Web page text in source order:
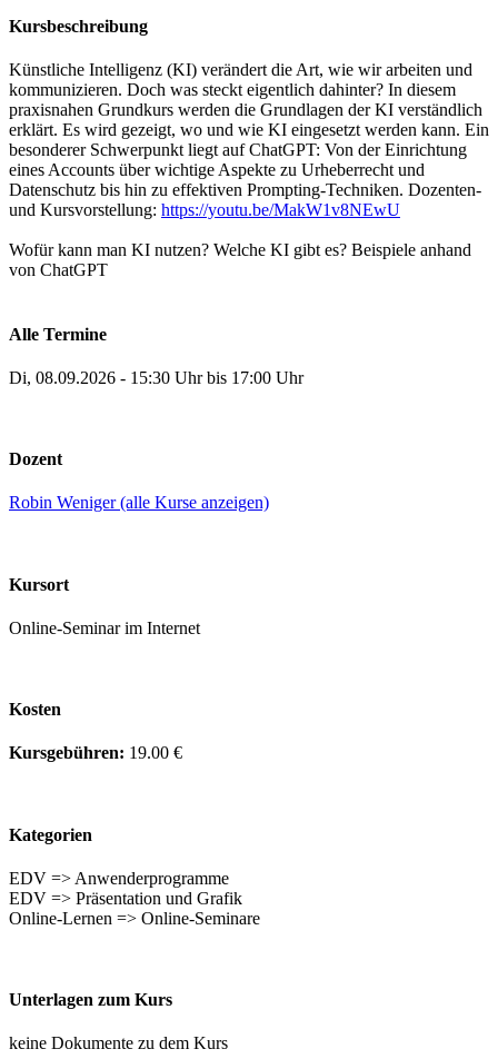
Kursbeschreibung
Künstliche Intelligenz (KI) verändert die Art, wie wir arbeiten und
kommunizieren. Doch was steckt eigentlich dahinter? In diesem
praxisnahen Grundkurs werden die Grundlagen der KI verständlich
erklärt. Es wird gezeigt, wo und wie KI eingesetzt werden kann. Ein
besonderer Schwerpunkt liegt auf ChatGPT: Von der Einrichtung
eines Accounts über wichtige Aspekte zu Urheberrecht und
Datenschutz bis hin zu effektiven Prompting-Techniken. Dozenten-
und Kursvorstellung: https://youtu.be/MakW1v8NEwU
Wofür kann man KI nutzen? Welche KI gibt es? Beispiele anhand
von ChatGPT
Alle Termine
Di, 08.09.2026 - 15:30 Uhr bis 17:00 Uhr
Dozent
Robin Weniger (alle Kurse anzeigen)
Kursort
Online-Seminar im Internet
Kosten
Kursgebühren: 19.00 €
Kategorien
EDV => Anwenderprogramme
EDV => Präsentation und Grafik
Online-Lernen => Online-Seminare
Unterlagen zum Kurs
keine Dokumente zu dem Kurs